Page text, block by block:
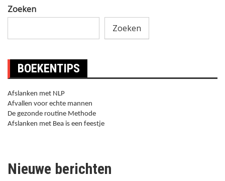
Zoeken
Zoeken
BOEKENTIPS
Afslanken met NLP
Afvallen voor echte mannen
De gezonde routine Methode
Afslanken met Bea is een feestje
Nieuwe berichten